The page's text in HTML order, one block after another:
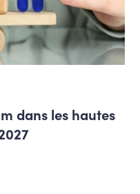
dans les hautes